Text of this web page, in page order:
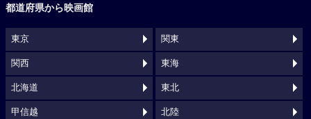
都道府県から映画館
東京 関東
関西 東海
北海道 東北
甲信越 北陸